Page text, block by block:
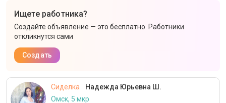
Ищете работника?
Создайте объявление — это бесплатно. Работники
откликнутся сами
Создать
Сиделка
Надежда Юрьевна Ш.
Омск, 5 мкр